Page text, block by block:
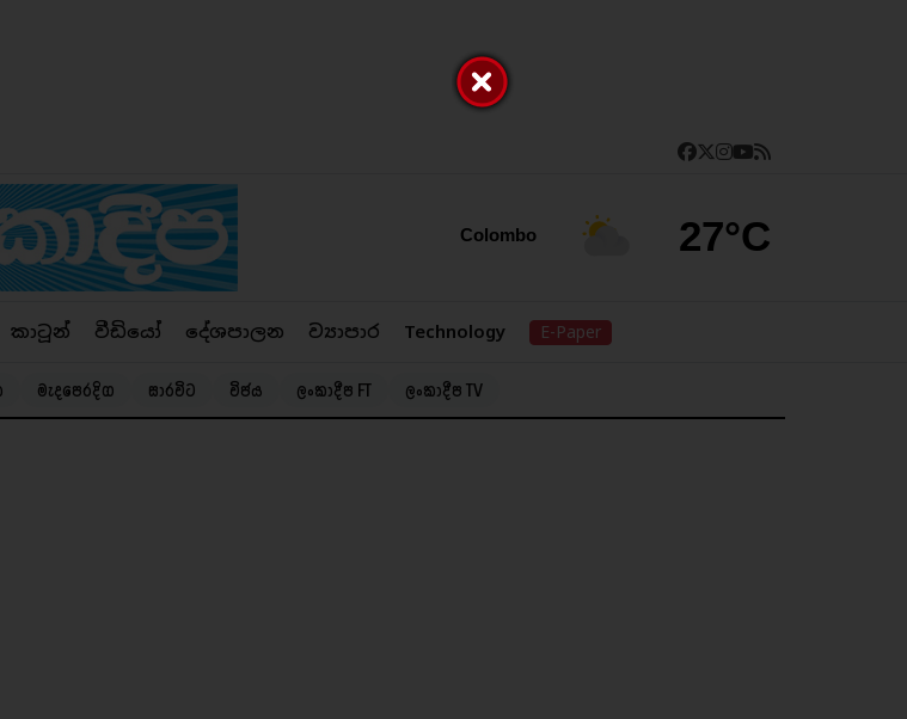
Colombo 27°C
කාටූන් වීඩියෝ දේශපාලන ව්‍යාපාර Technology E-Paper
මැදපෙරදිග සාරවිට විජය ලංකාදීප FT ලංකාදීප TV